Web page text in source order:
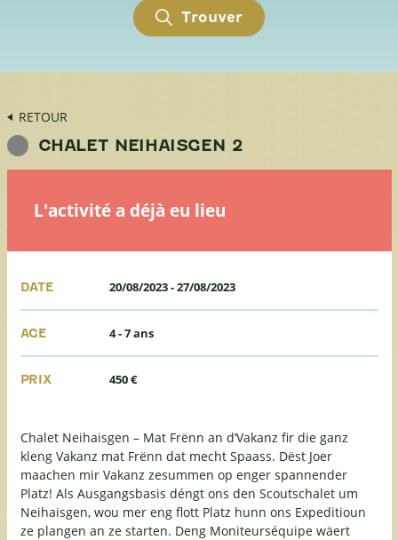
Trouver
RETOUR
CHALET NEIHAISGEN 2
L'activité a déjà eu lieu
DATE 20/08/2023-27/08/2023
AGE 4 - 7 ans
PRIX 450 €
Chalet Neihaisgen – Mat Frënn an d‘Vakanz fir die ganz
kleng Vakanz mat Frënn dat mecht Spaass. Dëst Joer
maachen mir Vakanz zesummen op enger spannender
Platz! Als Ausgangsbasis déngt ons den Scoutschalet um
Neihaisgen, wou mer eng flott Platz hunn ons Expeditioun
ze plangen an ze starten. Deng Moniteurséquipe wäert